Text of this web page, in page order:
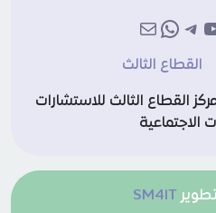
تيليجرام
واتساب
بريد
القطاع الثالث
القطاع الثالث للاستشارات
الاجتماعية
SM4IT